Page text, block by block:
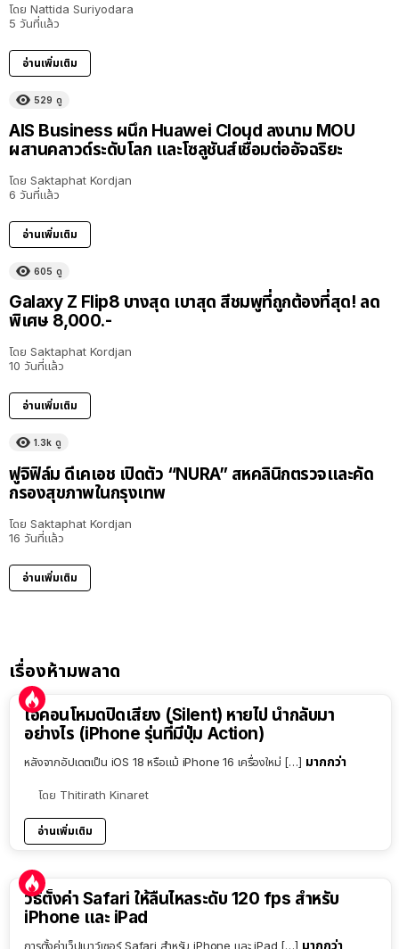
โดย Nattida Suriyodara
5 วันที่แล้ว
อ่านเพิ่มเติม
529 ดู
AIS Business ผนึก Huawei Cloud ลงนาม MOU
ผสานคลาวด์ระดับโลก และโซลูชันส์เชื่อมต่ออัจฉริยะ
โดย Saktaphat Kordjan
6 วันที่แล้ว
อ่านเพิ่มเติม
605 ดู
Galaxy Z Flip8 บางสุด เบาสุด สีชมพูที่ถูกต้องที่สุด! ลด
พิเศษ 8,000.-
โดย Saktaphat Kordjan
10 วันที่แล้ว
อ่านเพิ่มเติม
1.3k ดู
ฟูจิฟิล์ม ดีเคเอช เปิดตัว “NURA” สหคลินิกตรวจและคัด
กรองสุขภาพในกรุงเทพ
โดย Saktaphat Kordjan
16 วันที่แล้ว
อ่านเพิ่มเติม
เรื่องห้ามพลาด
ไอคอนโหมดปิดเสียง (Silent) หายไป นำกลับมา
อย่างไร (iPhone รุ่นที่มีปุ่ม Action)
หลังจากอัปเดตเป็น iOS 18 หรือแม้ iPhone 16 เครื่องใหม่ […] มากกว่า
โดย Thitirath Kinaret
อ่านเพิ่มเติม
วิธีตั้งค่า Safari ให้ลื่นไหลระดับ 120 fps สำหรับ
iPhone และ iPad
การตั้งค่าเว็ปเบาว์เซอร์ Safari สำหรับ iPhone และ iPad […] มากกว่า